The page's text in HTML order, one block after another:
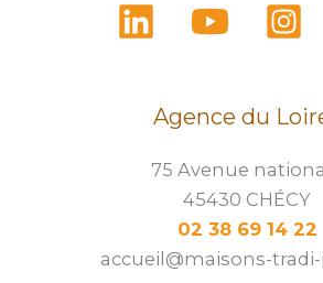
Agence du
75 Avenue
45430 CHÉCY
02 38 69 14 22
accueil@maisons-